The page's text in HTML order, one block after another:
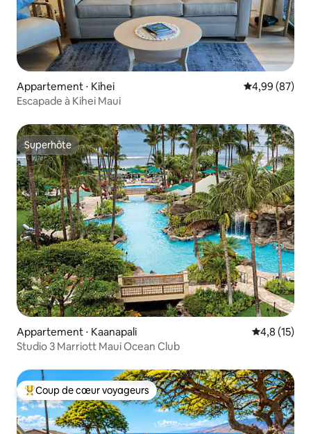
Appartement ⋅ Kihei Évaluation
4,99 (87)
Escapade à Kihei Maui
Superhôte
Superhôte
Appartement ⋅ Kaanapali Évaluation
4,8 (15)
Studio 3 Marriott Maui Ocean Club
Coups de cœur voyageurs les plus appréciés
Coup de cœur voyageurs